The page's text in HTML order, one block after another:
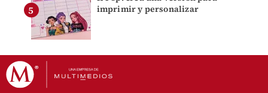
imprimir y personalizar